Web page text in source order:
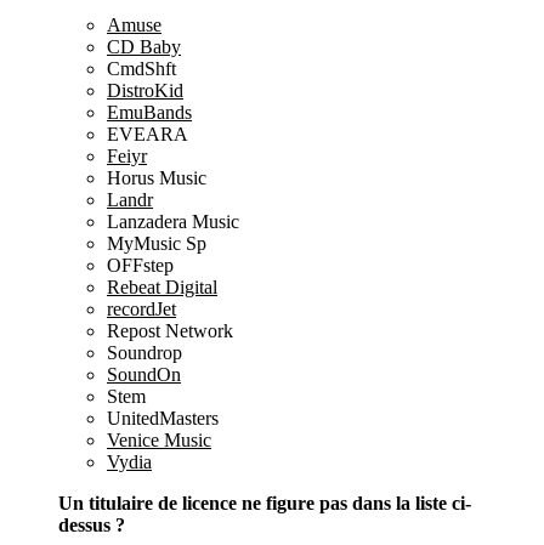
Amuse
CD Baby
CmdShft
DistroKid
EmuBands
EVEARA
Feiyr
Horus Music
Landr
Lanzadera Music
MyMusic Sp
OFFstep
Rebeat Digital
recordJet
Repost Network
Soundrop
SoundOn
Stem
UnitedMasters
Venice Music
Vydia
Un titulaire de licence ne figure pas dans la liste ci-
dessus ?